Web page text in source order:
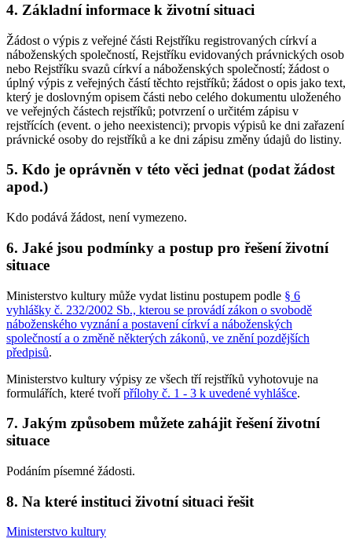
4. Základní informace k životní situaci
Žádost o výpis z veřejné části Rejstříku registrovaných církví a
náboženských společností, Rejstříku evidovaných právnických osob
nebo Rejstříku svazů církví a náboženských společností; žádost o
úplný výpis z veřejných částí těchto rejstříků; žádost o opis jako text,
který je doslovným opisem části nebo celého dokumentu uloženého
ve veřejných částech rejstříků; potvrzení o určitém zápisu v
rejstřících (event. o jeho neexistenci); prvopis výpisů ke dni zařazení
právnické osoby do rejstříků a ke dni zápisu změny údajů do listiny.
5. Kdo je oprávněn v této věci jednat (podat žádost
apod.)
Kdo podává žádost, není vymezeno.
6. Jaké jsou podmínky a postup pro řešení životní
situace
Ministerstvo kultury může vydat listinu postupem podle § 6
vyhlášky č. 232/2002 Sb., kterou se provádí zákon o svobodě
náboženského vyznání a postavení církví a náboženských
společností a o změně některých zákonů, ve znění pozdějších
předpisů.
Ministerstvo kultury výpisy ze všech tří rejstříků vyhotovuje na
formulářích, které tvořípřílohy č. 1 - 3 k uvedené vyhlášce.
7. Jakým způsobem můžete zahájit řešení životní
situace
Podáním písemné žádosti.
8. Na které instituci životní situaci řešit
Ministerstvo kultury